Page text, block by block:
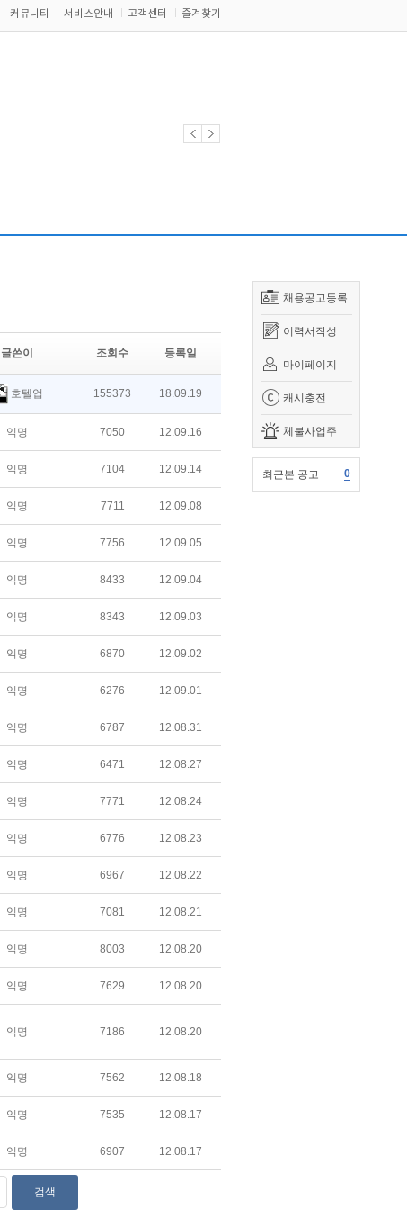
커뮤니티 서비스안내 고객센터 즐겨찾기
채용공고등록
이력서작성
마이페이지
캐시충전
체불사업주
최근본 공고 0
글쓴이 조회수 등록일
호텔업 155373 18.09.19
익명 7050 12.09.16
익명 7104 12.09.14
익명 7711 12.09.08
익명 7756 12.09.05
익명 8433 12.09.04
익명 8343 12.09.03
익명 6870 12.09.02
익명 6276 12.09.01
익명 6787 12.08.31
익명 6471 12.08.27
익명 7771 12.08.24
익명 6776 12.08.23
익명 6967 12.08.22
익명 7081 12.08.21
익명 8003 12.08.20
익명 7629 12.08.20
익명 7186 12.08.20
익명 7562 12.08.18
익명 7535 12.08.17
익명 6907 12.08.17